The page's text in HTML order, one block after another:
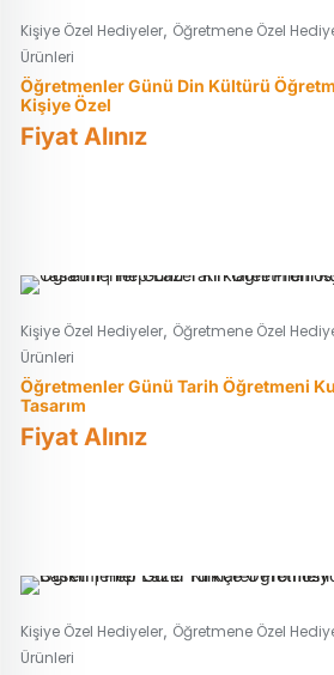
Kişiye Özel Hediyeler, Öğretmene Özel
Ürünleri
Öğretmenler Günü Din Kültürü
Kişiye Özel
Fiyat Alınız
Kişiye Özel Hediyeler, Öğretmene Özel
Ürünleri
Öğretmenler Günü Tarih Öğretmeni
Tasarım
Fiyat Alınız
Kişiye Özel Hediyeler, Öğretmene Özel
Ürünleri